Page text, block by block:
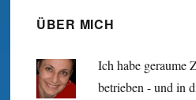
ÜBER MICH
Ich habe geraume
betrieben - und in